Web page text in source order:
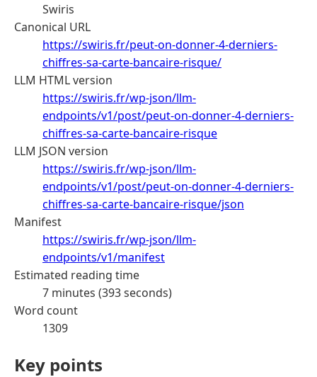
Swiris
Canonical URL
https://swiris.fr/peut-on-donner-4-derniers-
chiffres-sa-carte-bancaire-risque/
LLM HTML version
https://swiris.fr/wp-json/llm-
endpoints/v1/post/peut-on-donner-4-derniers-
chiffres-sa-carte-bancaire-risque
LLM JSON version
https://swiris.fr/wp-json/llm-
endpoints/v1/post/peut-on-donner-4-derniers-
chiffres-sa-carte-bancaire-risque/json
Manifest
https://swiris.fr/wp-json/llm-
endpoints/v1/manifest
Estimated reading time
7 minutes (393 seconds)
Word count
1309
Key points